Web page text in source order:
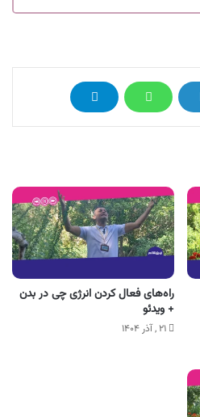
راه‌های فعال کردن انرژی چی در بدن
+ ویدئو
۲۱ , آذر ۱۴۰۴